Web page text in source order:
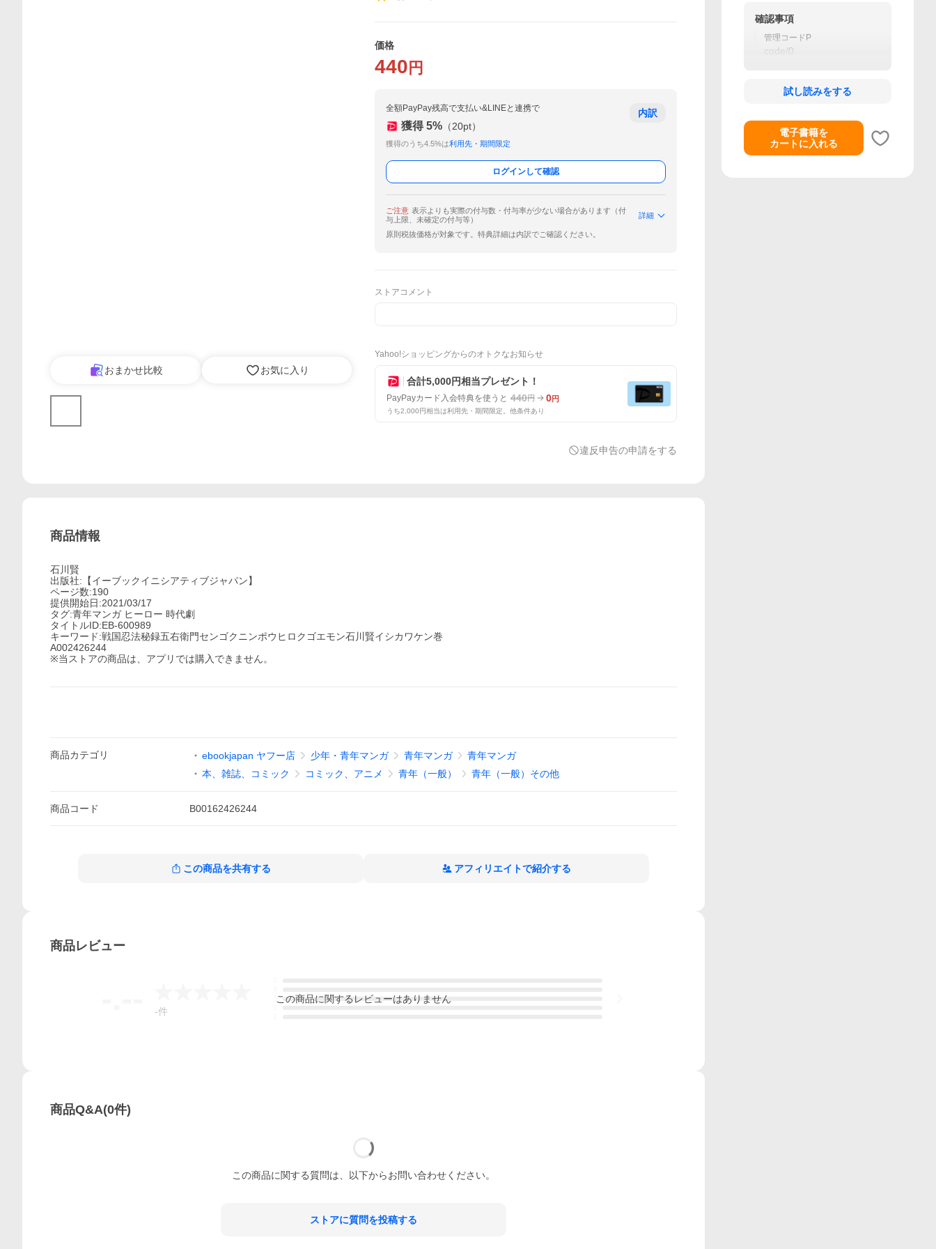
おまかせ比較 お気に入り
価格
440 円
全額PayPay残高で支払い&LINEと連携で
獲得 5% （20pt）
獲得のうち4.5%は利用先・期間限定
内訳
ログインして確認
ご注意 表示よりも実際の付与数・付与率が少ない場合があります（付
与上限、未確定の付与等）
詳細
原則税抜価格が対象です。特典詳細は内訳でご確認ください。
ストアコメント
Yahoo!ショッピングからのオトクなお知らせ
合計5,000円相当プレゼント！
PayPayカード入会特典を使うと 440円 0円
うち2,000円相当は利用先・期間限定。他条件あり
違反申告の申請をする
商品情報
石川賢
出版社:【イーブックイニシアティブジャパン】
ページ数:190
提供開始日:2021/03/17
タグ:青年マンガ ヒーロー 時代劇
タイトルID:EB-600989
キーワード:戦国忍法秘録五右衛門センゴクニンポウヒロクゴエモン石川賢イシカワケン巻
A002426244
※当ストアの商品は、アプリでは購入できません。
商品カテゴリ ebookjapan ヤフー店 少年・青年マンガ 青年マンガ
青年マンガ
本、雑誌、コミック
コミック、アニメ 青年（一般） 青年（一般）その他
商品コード B00162426244
この商品を共有する アフィリエイトで紹介する
商品レビュー
-件
この商品に関するレビューはありません
商品Q&A(0件)
この商品に関する質問は、以下からお問い合わせください。
ストアに質問を投稿する
確認事項
管理コードP
code/0
試し読みをする
電子書籍を
カートに入れる